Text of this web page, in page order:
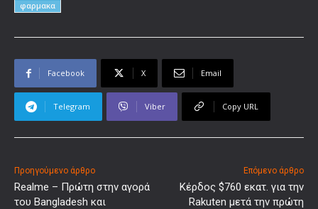
φαρμακα
Facebook X Email
Telegram Viber Copy URL
Προηγούμενο άρθρο
Realme – Πρώτη στην αγορά
του Bangladesh και
Επόμενο άρθρο
Κέρδος $760 εκατ. για την
Rakuten μετά την πρώτη